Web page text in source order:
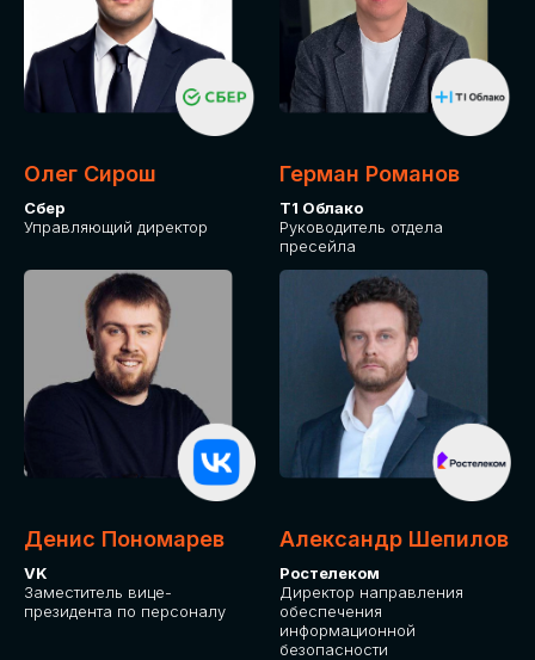
Олег Сирош
Сбер
Управляющий директор
Герман Романов
Т1 Облако
Руководитель отдела
пресейла
Денис Пономарев
VK
Заместитель вице-
президента по персоналу
Александр Шепилов
Ростелеком
Директор направления
обеспечения
информационной
безопасности